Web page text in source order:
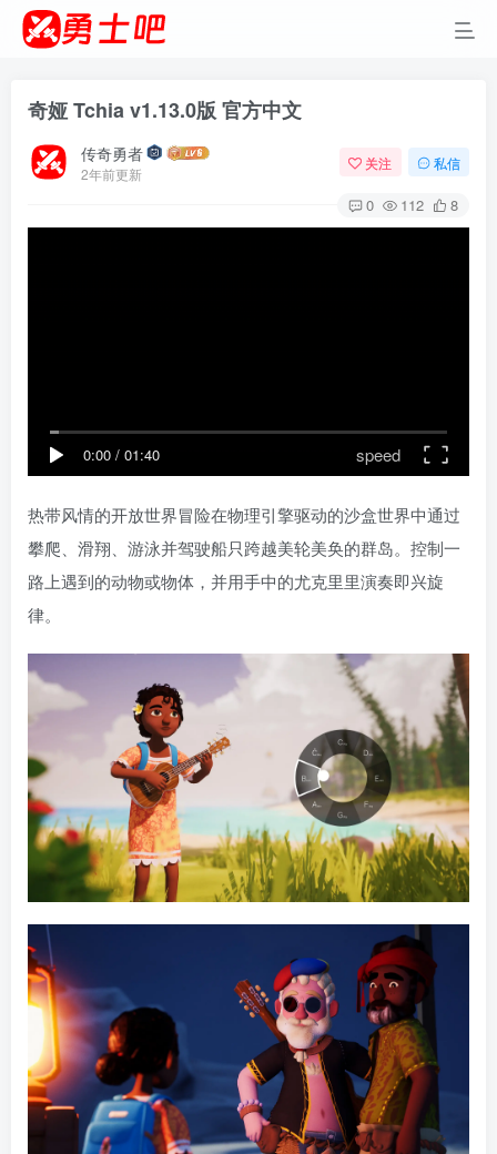
奇娅 Tchia v1.13.0版 官方中文
传奇勇者
2年前更新
关注 私信
0 112 8
0:00 / 01:40 speed
热带风情的开放世界冒险在物理引擎驱动的沙盒世界中通过
攀爬、滑翔、游泳并驾驶船只跨越美轮美奂的群岛。控制一
路上遇到的动物或物体，并用手中的尤克里里演奏即兴旋
律。